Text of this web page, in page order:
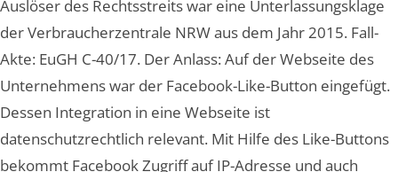
Auslöser des Rechtsstreits war eine Unterlassungsklage
der Verbraucherzentrale NRW aus dem Jahr 2015. Fall-
Akte: EuGH C-40/17. Der Anlass: Auf der Webseite des
Unternehmens war der Facebook-Like-Button eingefügt.
Dessen Integration in eine Webseite ist
datenschutzrechtlich relevant. Mit Hilfe des Like-Buttons
bekommt Facebook Zugriff auf IP-Adresse und auch